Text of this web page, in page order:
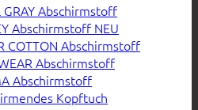
GRAY Abschirmstoff
Abschirmstoff
COTTON Abschirmstoff
Abschirmstoff
Abschirmstoff
Kopftuch